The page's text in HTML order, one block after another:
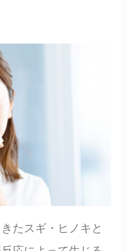
たスギ・ヒノキと